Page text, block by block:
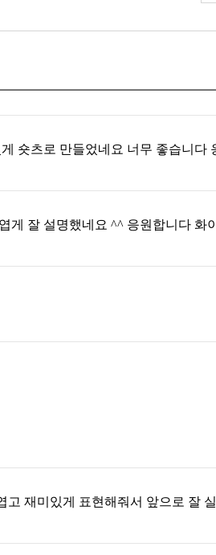
숏츠로 만들었네요 너무 좋습니다
게 잘 설명했네요 ^^ 응원합니다 화
고 재미있게 표현해줘서 앞으로 잘